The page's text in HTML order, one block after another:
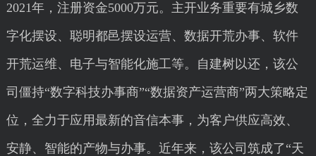
2021年，注册资金5000万元。主开业务重要有城乡数
字化摆设、聪明都邑摆设运营、数据开荒办事、软件
开荒运维、电子与智能化施工等。自建树以还，该公
司僵持“数字科技办事商”“数据资产运营商”两大策略定
位，全力于应用最新的音信本事，为客户供应高效、
安静、智能的产物与办事。近年来，该公司筑成了“天